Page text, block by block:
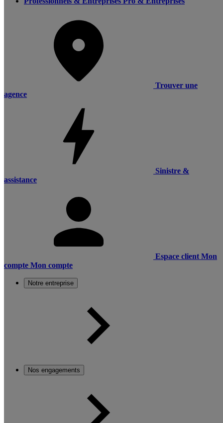
Trouver une
agence
Sinistre &
assistance
Espace client Mon
compte Mon compte
Notre entreprise
Nos engagements